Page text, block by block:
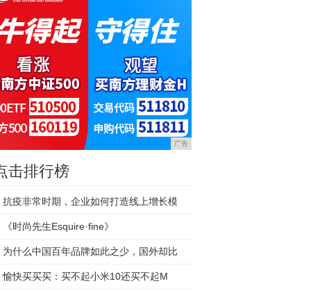
广告
击排行榜
抗疫非常时期，企业如何打造线上增长模
《时尚先生Esquire·fine》
为什么中国百年品牌如此之少，国外却比
愉快买买买：买不起小米10还买不起M